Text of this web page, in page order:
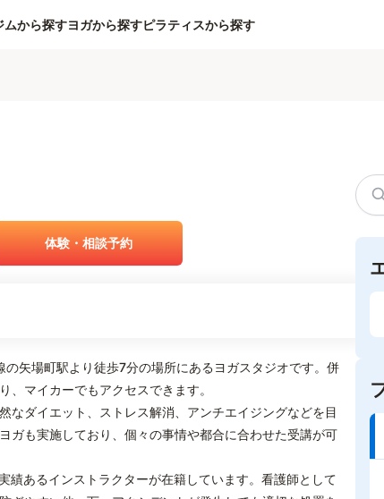
ムから探すヨガから探すピラティスから探す
体験・相談予約
矢場町駅より徒歩7分の場所にあるヨガスタジオです。併
マイカーでもアクセスできます。
なダイエット、ストレス解消、アンチエイジングなどを目
ガも実施しており、個々の事情や都合に合わせた受講が可
あるインストラクターが在籍しています。看護師として